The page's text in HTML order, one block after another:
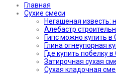
Главная
Сухие смеси
Негашеная известь:
Алебастр
Гипс можно купить в
Глина огнеупорная
Где купить побелку
Затирочная сухая
Сухая кладочная